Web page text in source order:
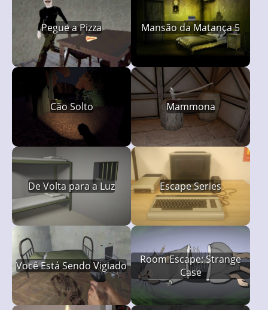
Pegue a Pizza Mansão da Matança 5
Cão Solto Mammona
De Volta para a Luz Escape Series
Você Está Sendo Vigiado
Room Escape: Strange
Case